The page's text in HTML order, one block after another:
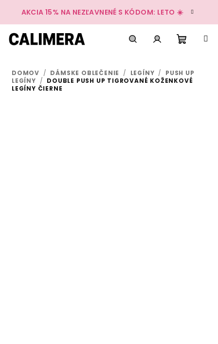
obsah
AKCIA 15% NA NEZĽAVNENÉ S KÓDOM: LETO ☀️
košík
DOMOV / DÁMSKE OBLEČENIE / LEGÍNY /
PUSH UP
LEGÍNY / DOUBLE PUSH UP TIGROVANÉ KOŽENKOVÉ
LEGÍNY ČIERNE